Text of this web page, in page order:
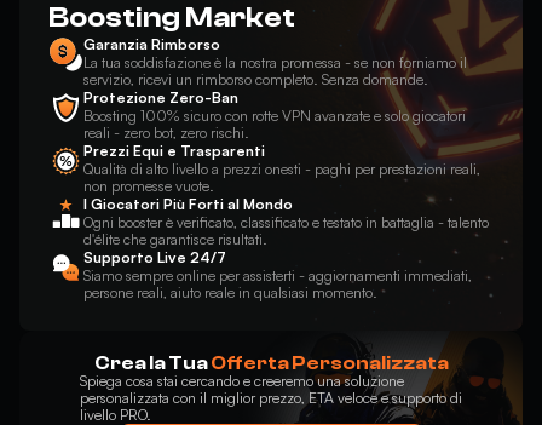
Boosting Market
Garanzia Rimborso
La tua soddisfazione è la nostra promessa - se non forniamo il
servizio, ricevi un rimborso completo. Senza domande.
Protezione Zero-Ban
Boosting 100% sicuro con rotte VPN avanzate e solo giocatori
reali - zero bot, zero rischi.
Prezzi Equi e Trasparenti
Qualità di alto livello a prezzi onesti - paghi per prestazioni reali,
non promesse vuote.
I Giocatori Più Forti al Mondo
Ogni booster è verificato, classificato e testato in battaglia - talento
d'élite che garantisce risultati.
Supporto Live 24/7
Siamo sempre online per assisterti - aggiornamenti immediati,
persone reali, aiuto reale in qualsiasi momento.
Crea la TuaOfferta Personalizzata
Spiega cosa stai cercando e creeremo una soluzione
personalizzata con il miglior prezzo, ETA veloce e supporto di
livello PRO.